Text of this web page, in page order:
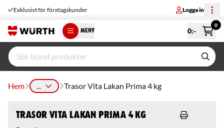
Exklusivt för företagskunder Logga in
MENY 0:-
0
Hem ... Trasor Vita Lakan Prima 4 kg
Trasor Vita Lakan Prima 4 kg